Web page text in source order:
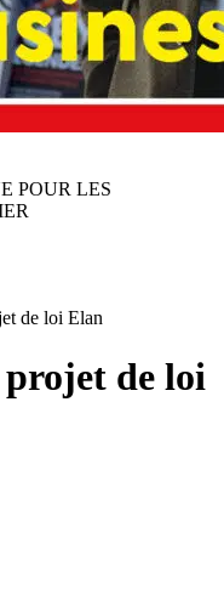
POUR LES
de loi Elan
projet de loi